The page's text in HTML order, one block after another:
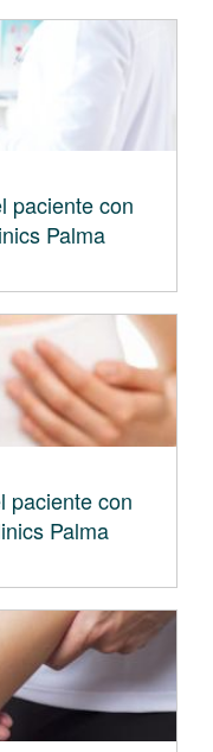
paciente con
Palma
paciente con
Palma